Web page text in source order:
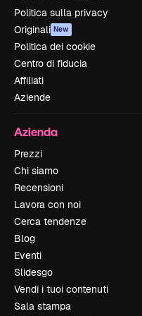
Politica sulla privacy
Originali New
Politica dei cookie
Centro di fiducia
Affiliati
Aziende
Azienda
Prezzi
Chi siamo
Recensioni
Lavora con noi
Cerca tendenze
Blog
Eventi
Slidesgo
Vendi i tuoi contenuti
Sala stampa